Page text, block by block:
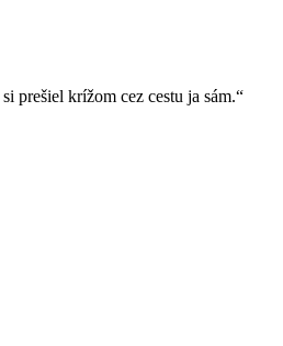
prešiel krížom cez cestu ja sám.